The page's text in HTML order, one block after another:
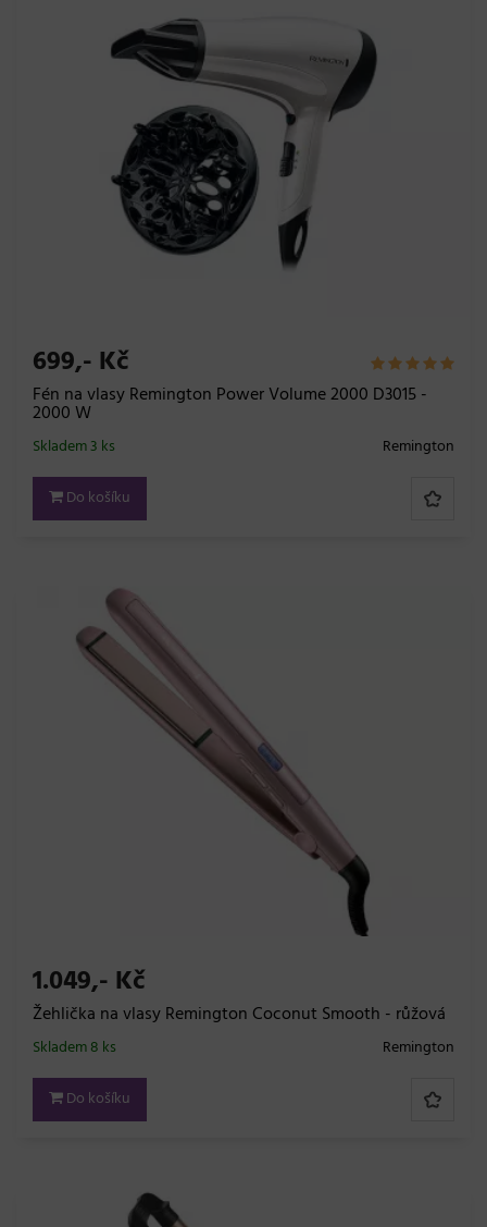
699,- Kč
Fén na vlasy Remington Power Volume 2000 D3015 -
2000 W
Remington
Skladem 3 ks
Do košíku
1.049,- Kč
Žehlička na vlasy Remington Coconut Smooth - růžová
Remington
Skladem 8 ks
Do košíku